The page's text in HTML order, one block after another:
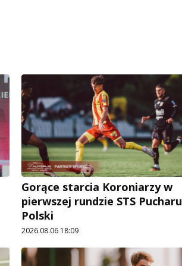
Gorące starcia Koroniarzy w
pierwszej rundzie STS Pucharu
Polski
2026.08.06 18:09